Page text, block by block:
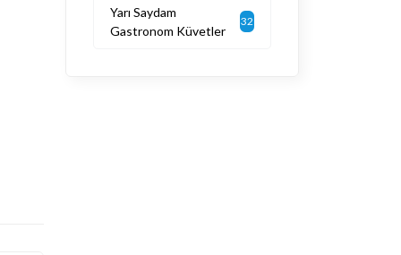
Yarı Saydam
Gastronom Küvetler
32